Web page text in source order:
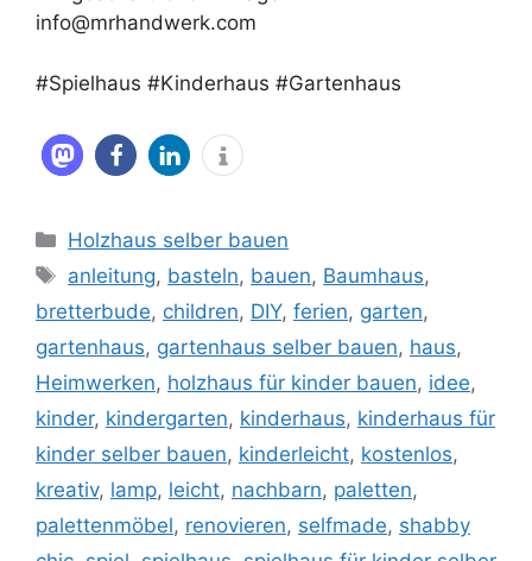
info@mrhandwerk.com
#Spielhaus #Kinderhaus #Gartenhaus
Kategorien
Holzhaus selber bauen
Schlagwörter
anleitung, basteln, bauen, Baumhaus,
bretterbude, children, DIY, ferien, garten,
gartenhaus, gartenhaus selber bauen, haus,
Heimwerken, holzhaus für kinder bauen, idee,
kinder, kindergarten, kinderhaus, kinderhaus für
kinder selber bauen, kinderleicht, kostenlos,
kreativ, lamp, leicht, nachbarn, paletten,
palettenmöbel, renovieren, selfmade, shabby